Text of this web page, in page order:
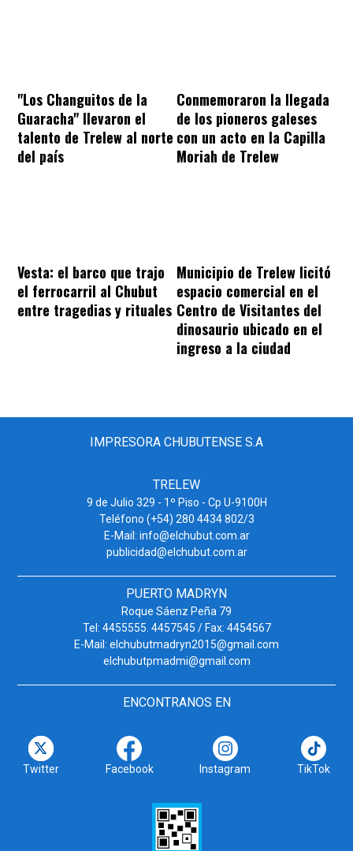
"Los Changuitos de la
Guaracha" llevaron el
talento de Trelew al norte
del país
Conmemoraron la llegada
de los pioneros galeses
con un acto en la Capilla
Moriah de Trelew
Vesta: el barco que trajo
el ferrocarril al Chubut
entre tragedias y rituales
Municipio de Trelew licitó
espacio comercial en el
Centro de Visitantes del
dinosaurio ubicado en el
ingreso a la ciudad
IMPRESORA CHUBUTENSE S.A
TRELEW
9 de Julio 329 - 1º Piso - Cp U-9100H
Teléfono (+54) 280 4434 802/3
E-Mail: info@elchubut.com.ar
publicidad@elchubut.com.ar
PUERTO MADRYN
Roque Sáenz Peña 79
Tel: 4455555. 4457545 / Fax: 4454567
E-Mail: elchubutmadryn2015@gmail.com
elchubutpmadmi@gmail.com
ENCONTRANOS EN
Twitter Facebook Instagram TikTok